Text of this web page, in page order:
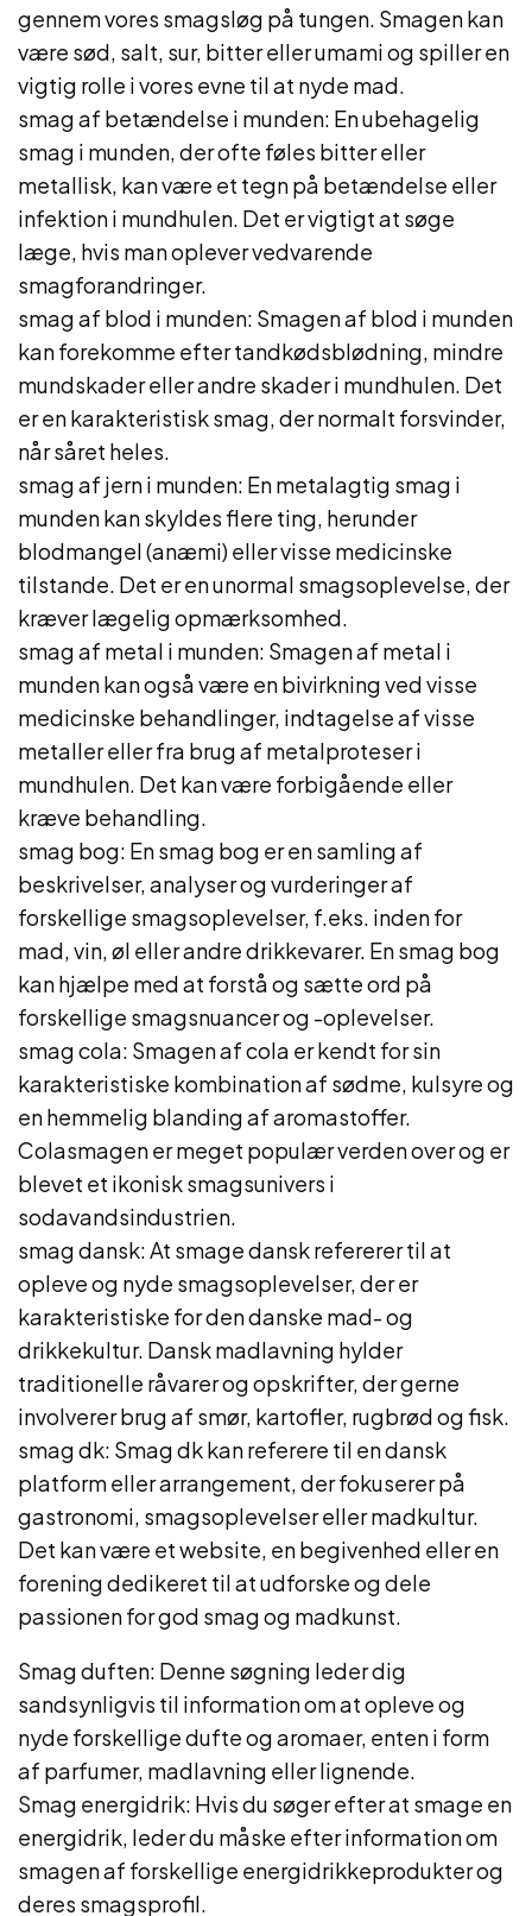
gennem vores smagsløg på tungen. Smagen kan
være sød, salt, sur, bitter eller umami og spiller en
vigtig rolle i vores evne til at nyde mad.
smag af betændelse i munden: En ubehagelig
smag i munden, der ofte føles bitter eller
metallisk, kan være et tegn på betændelse eller
infektion i mundhulen. Det er vigtigt at søge
læge, hvis man oplever vedvarende
smagforandringer.
smag af blod i munden: Smagen af blod i munden
kan forekomme efter tandkødsblødning, mindre
mundskader eller andre skader i mundhulen. Det
er en karakteristisk smag, der normalt forsvinder,
når såret heles.
smag af jern i munden: En metalagtig smag i
munden kan skyldes flere ting, herunder
blodmangel (anæmi) eller visse medicinske
tilstande. Det er en unormal smagsoplevelse, der
kræver lægelig opmærksomhed.
smag af metal i munden: Smagen af metal i
munden kan også være en bivirkning ved visse
medicinske behandlinger, indtagelse af visse
metaller eller fra brug af metalproteser i
mundhulen. Det kan være forbigående eller
kræve behandling.
smag bog: En smag bog er en samling af
beskrivelser, analyser og vurderinger af
forskellige smagsoplevelser, f.eks. inden for
mad, vin, øl eller andre drikkevarer. En smag bog
kan hjælpe med at forstå og sætte ord på
forskellige smagsnuancer og -oplevelser.
smag cola: Smagen af cola er kendt for sin
karakteristiske kombination af sødme, kulsyre og
en hemmelig blanding af aromastoffer.
Colasmagen er meget populær verden over og er
blevet et ikonisk smagsunivers i
sodavandsindustrien.
smag dansk: At smage dansk refererer til at
opleve og nyde smagsoplevelser, der er
karakteristiske for den danske mad- og
drikkekultur. Dansk madlavning hylder
traditionelle råvarer og opskrifter, der gerne
involverer brug af smør, kartofler, rugbrød og fisk.
smag dk: Smag dk kan referere til en dansk
platform eller arrangement, der fokuserer på
gastronomi, smagsoplevelser eller madkultur.
Det kan være et website, en begivenhed eller en
forening dedikeret til at udforske og dele
passionen for god smag og madkunst.
Smag duften: Denne søgning leder dig
sandsynligvis til information om at opleve og
nyde forskellige dufte og aromaer, enten i form
af parfumer, madlavning eller lignende.
Smag energidrik: Hvis du søger efter at smage en
energidrik, leder du måske efter information om
smagen af ​​forskellige energidrikkeprodukter og
deres smagsprofil.